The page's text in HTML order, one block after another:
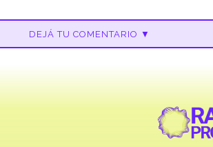
DEJÁ TU COMENTARIO ▼